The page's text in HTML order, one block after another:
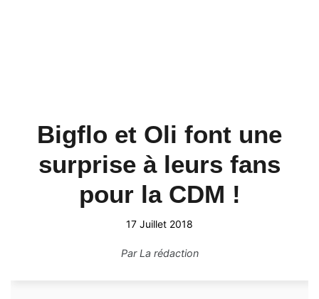
Bigflo et Oli font une
surprise à leurs fans
pour la CDM !
17 Juillet 2018
ParLa rédaction